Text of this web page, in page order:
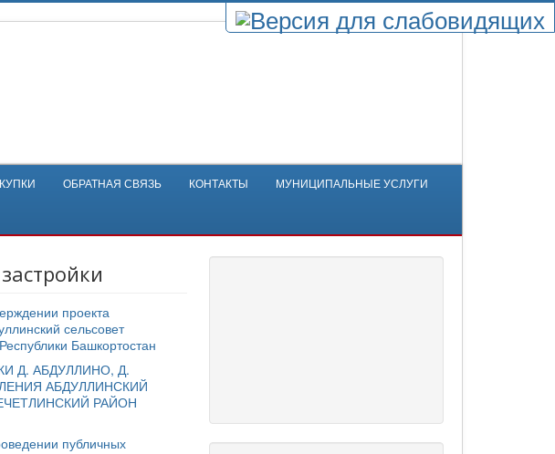
ОБРАТНАЯ СВЯЗЬ КОНТАКТЫ МУНИЦИПАЛЬНЫЕ УСЛУГИ
проекта
сельсовет
Башкортостан
Д. АБДУЛЛИНО, Д.
АБДУЛЛИНСКИЙ
РАЙОН
публичных